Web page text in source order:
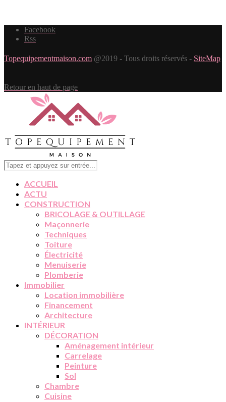
Facebook
Rss
Topequipementmaison.com @2019 - Tous droits réservés - SiteMap
Retour en haut de page
ACCUEIL
ACTU
CONSTRUCTION
BRICOLAGE & OUTILLAGE
Maçonnerie
Techniques
Toiture
Électricité
Menuiserie
Plomberie
Immobilier
Location immobilière
Financement
Architecture
INTÉRIEUR
DÉCORATION
Aménagement intérieur
Carrelage
Peinture
Sol
Chambre
Cuisine